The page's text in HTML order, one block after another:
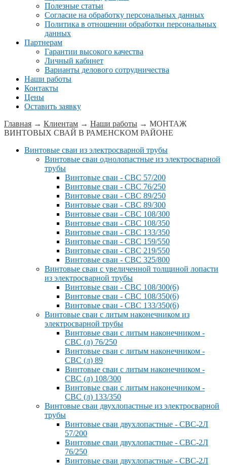
Полезные статьи
Согласие на обработку персональных данных
Политика в отношении обработки персональных
данных
Партнерам
Гарантии высокого качества
Личный кабинет
Варианты делового сотрудничества
Наши работы
Контакты
Цены
Оставить заявку
Главная → Клиентам → Наши работы → МОНТАЖ
ВИНТОВЫХ СВАЙ В РАМЕНСКОМ РАЙОНЕ
Винтовые сваи из электросварной трубы
Винтовые сваи однолопастные из электросварной
трубы
Винтовые сваи - СВС 57/200
Винтовые сваи - СВС 76/250
Винтовые сваи - СВС 89/250
Винтовые сваи - СВС 89/300
Винтовые сваи - СВС 108/300
Винтовые сваи - СВС 108/350
Винтовые сваи - СВС 133/350
Винтовые сваи - СВС 159/550
Винтовые сваи - СВС 219/550
Винтовые сваи - СВС 325/800
Винтовые сваи с увеличенной толщиной лопасти
из электросварной трубы
Винтовые сваи - СВС 108/300(6)
Винтовые сваи - СВС 108/350(6)
Винтовые сваи - СВС 133/350(6)
Винтовые сваи с литым наконечником из
электросварной трубы
Винтовые сваи с литым наконечником -
СВС (л) 76/250
Винтовые сваи с литым наконечником -
СВС (л) 89
Винтовые сваи с литым наконечником -
СВС (л) 108/300
Винтовые сваи с литым наконечником -
СВС (л) 133/350
Винтовые сваи двухлопастные из электросварной
трубы
Винтовые сваи двухлопастные - СВС-2Л
57/200
Винтовые сваи двухлопастные - СВС-2Л
76/250
Винтовые сваи двухлопастные - СВС-2Л